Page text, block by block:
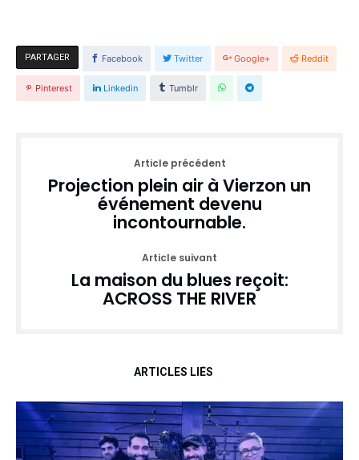
PARTAGER Facebook Twitter Google+ Reddit
Pinterest Linkedin Tumblr
Article précédent
Projection plein air à Vierzon un
événement devenu
incontournable.
Article suivant
La maison du blues reçoit:
ACROSS THE RIVER
ARTICLES LIÉS